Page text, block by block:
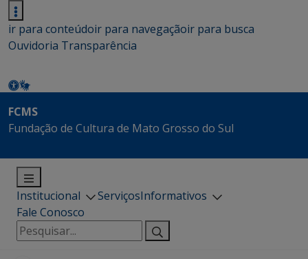
ir para conteúdoir para navegaçãoir para busca
Ouvidoria Transparência
FCMS
Fundação de Cultura de Mato Grosso do Sul
Institucional ServiçosInformativos
Fale Conosco
Pesquisar
por: